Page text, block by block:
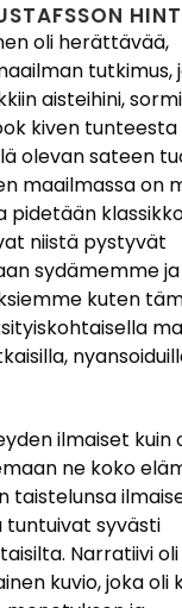
oli herättävää,
tutkimus,
aisteihini,
kiven tunteesta
olevan sateen
maailmassa on
pidetään
niistä pystyvät
sydämemme ja
kuten
ilmaiset kuin
ne koko
taistelunsa
tuntuivat syvästi
Narratiivi oli
kuvio, joka oli